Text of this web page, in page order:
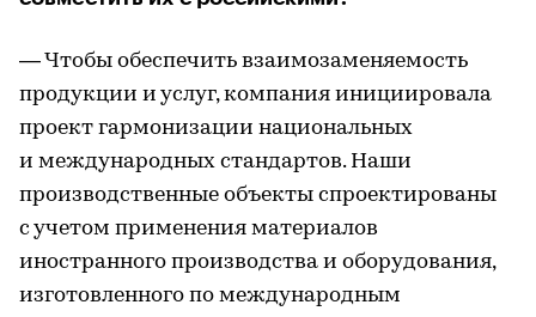
— Чтобы обеспечить взаимозаменяемость
продукции и услуг, компания инициировала
проект гармонизации национальных
и международных стандартов. Наши
производственные объекты спроектированы
с учетом применения материалов
иностранного производства и оборудования,
изготовленного по международным